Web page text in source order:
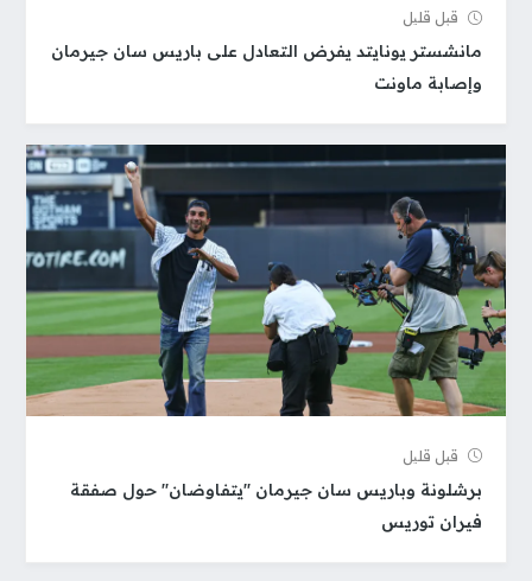
قبل قلیل
مانشستر يونايتد يفرض التعادل على باريس سان جيرمان
وإصابة ماونت
قبل قلیل
برشلونة وباريس سان جيرمان "يتفاوضان" حول صفقة
فيران توريس